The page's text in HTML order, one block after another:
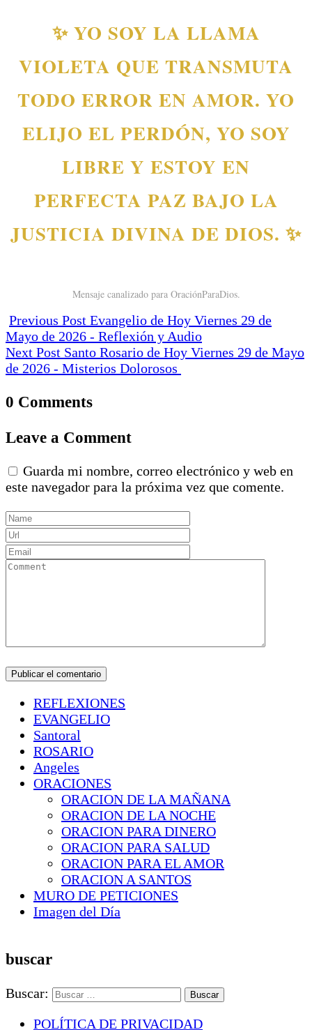
✨ YO SOY LA LLAMA
VIOLETA QUE TRANSMUTA
TODO ERROR EN AMOR. YO
ELIJO EL PERDÓN, YO SOY
LIBRE Y ESTOY EN
PERFECTA PAZ BAJO LA
JUSTICIA DIVINA DE DIOS. ✨
Mensaje canalizado para OraciónParaDios.
Previous Post Evangelio de Hoy Viernes 29 de
Mayo de 2026 - Reflexión y Audio
Next Post Santo Rosario de Hoy Viernes 29 de Mayo
de 2026 - Misterios Dolorosos
0 Comments
Leave a Comment
Guarda mi nombre, correo electrónico y web en
este navegador para la próxima vez que comente.
REFLEXIONES
EVANGELIO
Santoral
ROSARIO
Angeles
ORACIONES
ORACION DE LA MAÑANA
ORACION DE LA NOCHE
ORACION PARA DINERO
ORACION PARA SALUD
ORACION PARA EL AMOR
ORACION A SANTOS
MURO DE PETICIONES
Imagen del Día
buscar
Buscar:
POLÍTICA DE PRIVACIDAD